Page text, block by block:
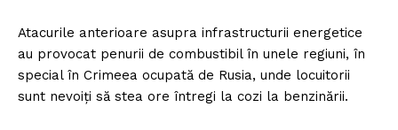
Atacurile anterioare asupra infrastructurii energetice
au provocat penurii de combustibil în unele regiuni, în
special în Crimeea ocupată de Rusia, unde locuitorii
sunt nevoiți să stea ore întregi la cozi la benzinării.